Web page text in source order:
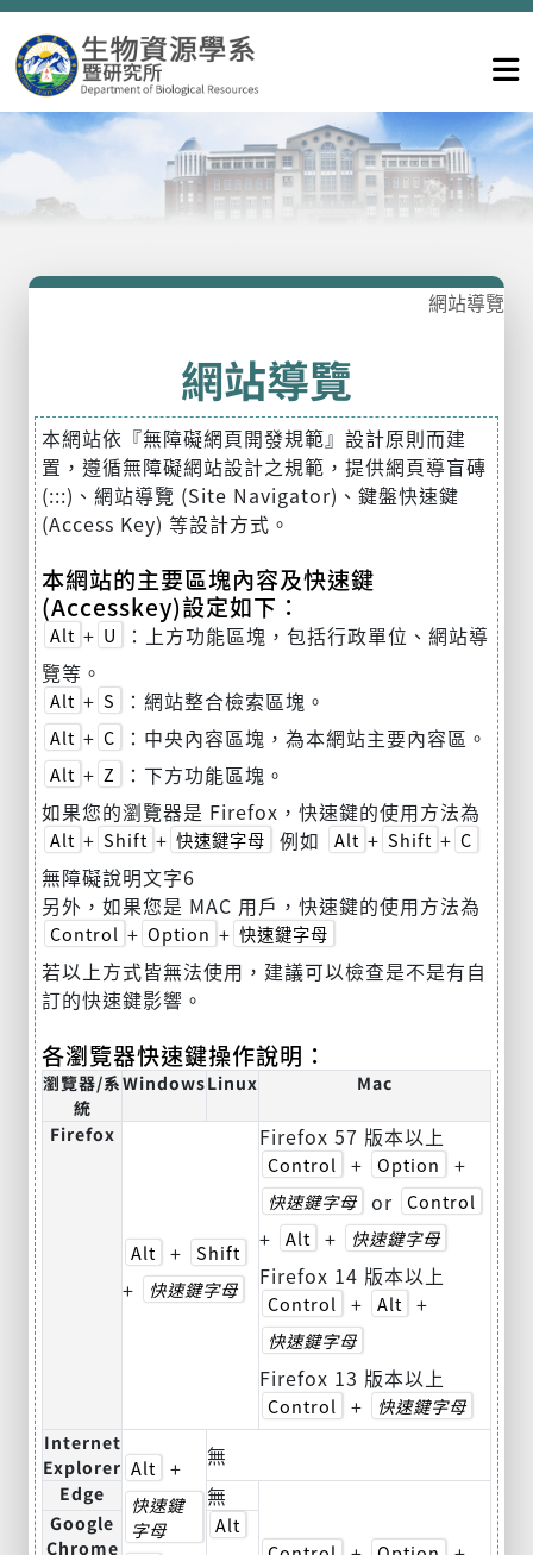
網站導覽
網站導覽
本網站依『無障礙網頁開發規範』設計原則而建
置，遵循無障礙網站設計之規範，提供網頁導盲磚
(:::)、網站導覽 (Site Navigator)、鍵盤快速鍵
(Access Key) 等設計方式。
本網站的主要區塊內容及快速鍵
(Accesskey)設定如下：
Alt + U
：上方功能區塊，包括行政單位、網站導
覽等。
Alt + S ：網站整合檢索區塊。
Alt + C ：中央內容區塊，為本網站主要內容區。
Alt + Z
：下方功能區塊。
如果您的瀏覽器是 Firefox，快速鍵的使用方法為
Alt + Shift + 快速鍵字母 例如 Alt + Shift + C
無障礙說明文字6
另外，如果您是 MAC 用戶，快速鍵的使用方法為
Control + Option + 快速鍵字母
若以上方式皆無法使用，建議可以檢查是不是有自
訂的快速鍵影響。
各瀏覽器快速鍵操作說明：
瀏覽器/系
統
WindowsLinux Mac
Firefox
Alt + Shift
+ 快速鍵字母
Firefox 57 版本以上
Control + Option +
快速鍵字母 or Control
+ Alt + 快速鍵字母
Firefox 14 版本以上
Control + Alt +
快速鍵字母
Firefox 13 版本以上
Control + 快速鍵字母
Internet
Explorer Alt +
快速鍵
字母
無
Edge 無
Google
Chrome
Alt